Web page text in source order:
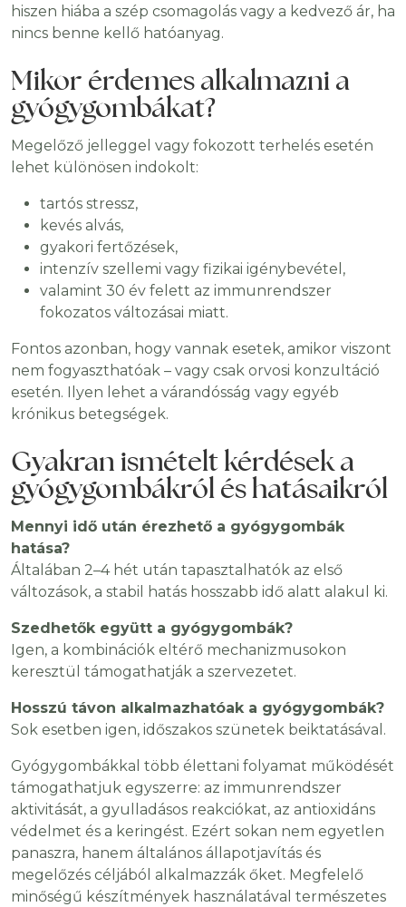
hiszen hiába a szép csomagolás vagy a kedvező ár, ha
nincs benne kellő hatóanyag.
Mikor érdemes alkalmazni a
gyógygombákat?
Megelőző jelleggel vagy fokozott terhelés esetén
lehet különösen indokolt:
tartós stressz,
kevés alvás,
gyakori fertőzések,
intenzív szellemi vagy fizikai igénybevétel,
valamint 30 év felett az immunrendszer
fokozatos változásai miatt.
Fontos azonban, hogy vannak esetek, amikor viszont
nem fogyaszthatóak – vagy csak orvosi konzultáció
esetén. Ilyen lehet a várandósság vagy egyéb
krónikus betegségek.
Gyakran ismételt kérdések a
gyógygombákról és hatásaikról
Mennyi idő után érezhető a gyógygombák
hatása?
Általában 2–4 hét után tapasztalhatók az első
változások, a stabil hatás hosszabb idő alatt alakul ki.
Szedhetők együtt a gyógygombák?
Igen, a kombinációk eltérő mechanizmusokon
keresztül támogathatják a szervezetet.
Hosszú távon alkalmazhatóak a gyógygombák?
Sok esetben igen, időszakos szünetek beiktatásával.
Gyógygombákkal több élettani folyamat működését
támogathatjuk egyszerre: az immunrendszer
aktivitását, a gyulladásos reakciókat, az antioxidáns
védelmet és a keringést. Ezért sokan nem egyetlen
panaszra, hanem általános állapotjavítás és
megelőzés céljából alkalmazzák őket. Megfelelő
minőségű készítmények használatával természetes